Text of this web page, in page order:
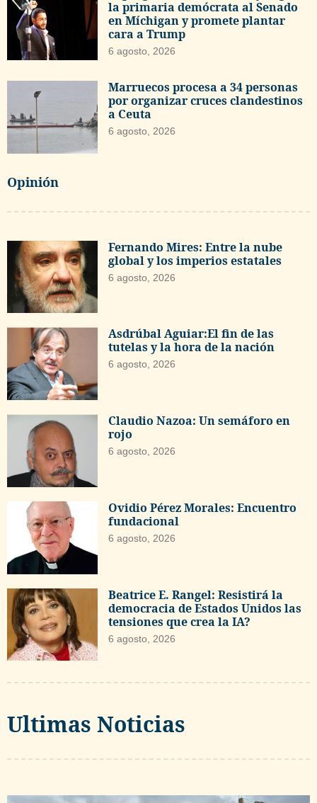
la primaria demócrata al Senado
en Míchigan y promete plantar
cara a Trump
6 agosto, 2026
Marruecos procesa a 34 personas
por organizar cruces clandestinos
a Ceuta
6 agosto, 2026
Opinión
Fernando Mires: Entre la nube
global y los imperios estatales
6 agosto, 2026
Asdrúbal Aguiar:El fin de las
tutelas y la hora de la nación
6 agosto, 2026
Claudio Nazoa: Un semáforo en
rojo
6 agosto, 2026
Ovidio Pérez Morales: Encuentro
fundacional
6 agosto, 2026
Beatrice E. Rangel: Resistirá la
democracia de Estados Unidos las
tensiones que crea la IA?
6 agosto, 2026
Ultimas Noticias